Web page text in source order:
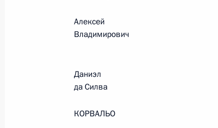
События и поездки на
Администрация Президента
Алексей
Владимирович
Даниэл
да Силва
КОРВАЛЬО